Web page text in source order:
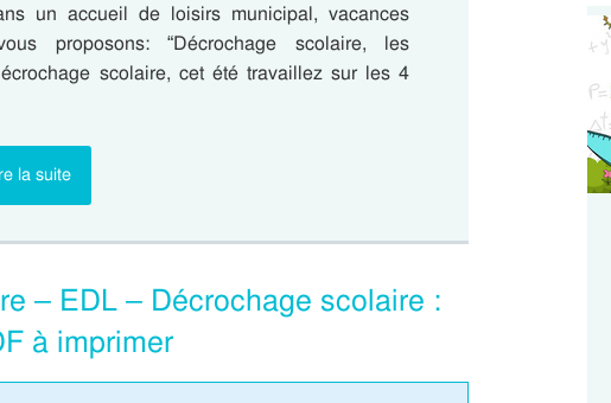
un accueil de loisirs municipal, vacances
proposons: “Décrochage scolaire, les
scolaire, cet été travaillez sur les 4
la suite
– EDL – Décrochage scolaire :
à imprimer